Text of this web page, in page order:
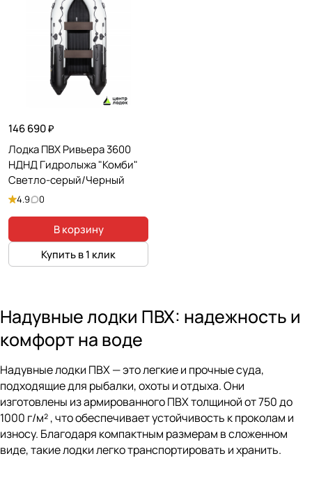
146 690 ₽
Лодка ПВХ Ривьера 3600
НДНД Гидролыжа "Комби"
Светло-серый/Черный
4.9 0
В корзину
Купить в 1 клик
Надувные лодки ПВХ: надежность и
комфорт на воде
Надувные лодки ПВХ — это легкие и прочные суда,
подходящие для рыбалки, охоты и отдыха. Они
изготовлены из армированного ПВХ толщиной от 750 до
1000 г/м² , что обеспечивает устойчивость к проколам и
износу. Благодаря компактным размерам в сложенном
виде, такие лодки легко транспортировать и хранить.